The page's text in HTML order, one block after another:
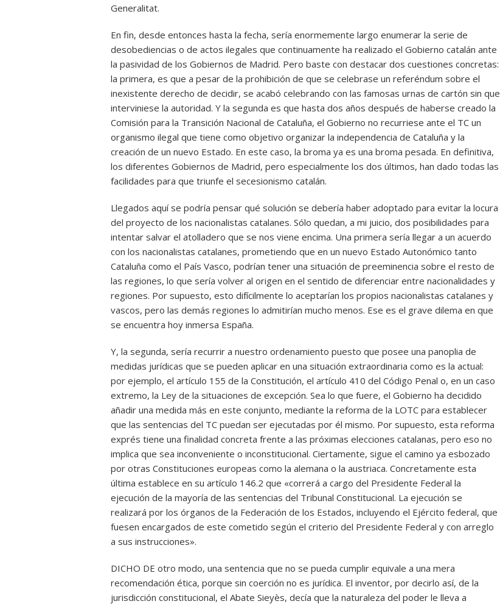
Generalitat.
En fin, desde entonces hasta la fecha, sería enormemente largo enumerar la serie de
desobediencias o de actos ilegales que continuamente ha realizado el Gobierno catalán ante
la pasividad de los Gobiernos de Madrid. Pero baste con destacar dos cuestiones concretas:
la primera, es que a pesar de la prohibición de que se celebrase un referéndum sobre el
inexistente derecho de decidir, se acabó celebrando con las famosas urnas de cartón sin que
interviniese la autoridad. Y la segunda es que hasta dos años después de haberse creado la
Comisión para la Transición Nacional de Cataluña, el Gobierno no recurriese ante el TC un
organismo ilegal que tiene como objetivo organizar la independencia de Cataluña y la
creación de un nuevo Estado. En este caso, la broma ya es una broma pesada. En definitiva,
los diferentes Gobiernos de Madrid, pero especialmente los dos últimos, han dado todas las
facilidades para que triunfe el secesionismo catalán.
Llegados aquí se podría pensar qué solución se debería haber adoptado para evitar la locura
del proyecto de los nacionalistas catalanes. Sólo quedan, a mi juicio, dos posibilidades para
intentar salvar el atolladero que se nos viene encima. Una primera sería llegar a un acuerdo
con los nacionalistas catalanes, prometiendo que en un nuevo Estado Autonómico tanto
Cataluña como el País Vasco, podrían tener una situación de preeminencia sobre el resto de
las regiones, lo que sería volver al origen en el sentido de diferenciar entre nacionalidades y
regiones. Por supuesto, esto difícilmente lo aceptarían los propios nacionalistas catalanes y
vascos, pero las demás regiones lo admitirían mucho menos. Ese es el grave dilema en que
se encuentra hoy inmersa España.
Y, la segunda, sería recurrir a nuestro ordenamiento puesto que posee una panoplia de
medidas jurídicas que se pueden aplicar en una situación extraordinaria como es la actual:
por ejemplo, el artículo 155 de la Constitución, el artículo 410 del Código Penal o, en un caso
extremo, la Ley de la situaciones de excepción. Sea lo que fuere, el Gobierno ha decidido
añadir una medida más en este conjunto, mediante la reforma de la LOTC para establecer
que las sentencias del TC puedan ser ejecutadas por él mismo. Por supuesto, esta reforma
exprés tiene una finalidad concreta frente a las próximas elecciones catalanas, pero eso no
implica que sea inconveniente o inconstitucional. Ciertamente, sigue el camino ya esbozado
por otras Constituciones europeas como la alemana o la austriaca. Concretamente esta
última establece en su artículo 146.2 que «correrá a cargo del Presidente Federal la
ejecución de la mayoría de las sentencias del Tribunal Constitucional. La ejecución se
realizará por los órganos de la Federación de los Estados, incluyendo el Ejército federal, que
fuesen encargados de este cometido según el criterio del Presidente Federal y con arreglo
a sus instrucciones».
DICHO DE otro modo, una sentencia que no se pueda cumplir equivale a una mera
recomendación ética, porque sin coerción no es jurídica. El inventor, por decirlo así, de la
jurisdicción constitucional, el Abate Sieyès, decía que la naturaleza del poder le lleva a